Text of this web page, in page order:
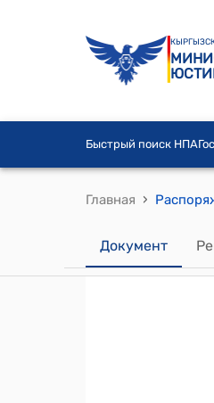
Быстрый поиск НПА
Главная ›
Документ